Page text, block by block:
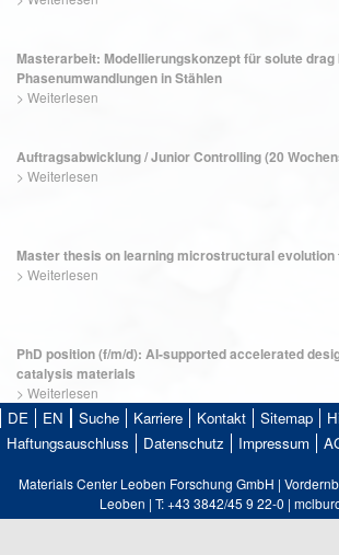
Masterarbeit: Modellierungskonzept für solute drag
Phasenumwandlungen in Stählen
> Weiterlesen
Auftragsabwicklung / Junior Controlling (20
> Weiterlesen
Master thesis on learning microstructural
> Weiterlesen
PhD position (f/m/d): AI-supported accelerated
catalysis materials
> Weiterlesen
DE EN Suche Karriere Kontakt Sitemap
Haftungsauschluss
Datenschutz Impressum
Materials Center Leoben Forschung GmbH |
Leoben | T: +43 3842/45 9 22-0 |